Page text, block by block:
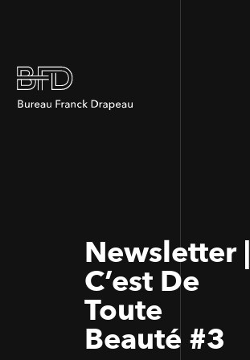
Newsletter |
C’est De
Toute
Beauté #3